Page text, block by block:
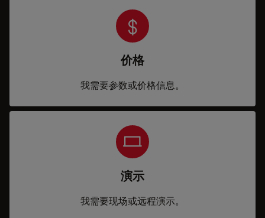
价格
我需要参数或价格信息。
演示
我需要现场或远程演示。